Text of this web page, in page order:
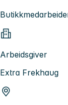
Arbeidsgiver
Extra Frekhaug